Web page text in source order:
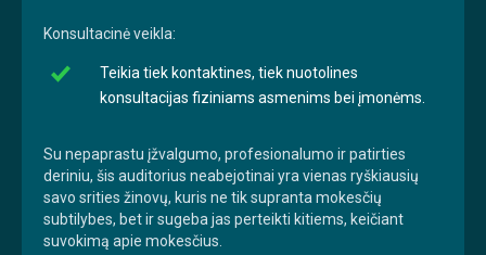
Konsultacinė veikla:
Teikia tiek kontaktines, tiek nuotolines
konsultacijas fiziniams asmenims bei įmonėms.
Su nepaprastu įžvalgumo, profesionalumo ir patirties
deriniu, šis auditorius neabejotinai yra vienas ryškiausių
savo srities žinovų, kuris ne tik supranta mokesčių
subtilybes, bet ir sugeba jas perteikti kitiems, keičiant
suvokimą apie mokesčius.